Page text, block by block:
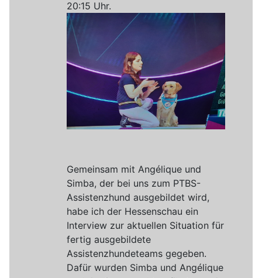
20:15 Uhr.
Gemeinsam mit Angélique und
Simba, der bei uns zum PTBS-
Assistenzhund ausgebildet wird,
habe ich der Hessenschau ein
Interview zur aktuellen Situation für
fertig ausgebildete
Assistenzhundeteams gegeben.
Dafür wurden Simba und Angélique